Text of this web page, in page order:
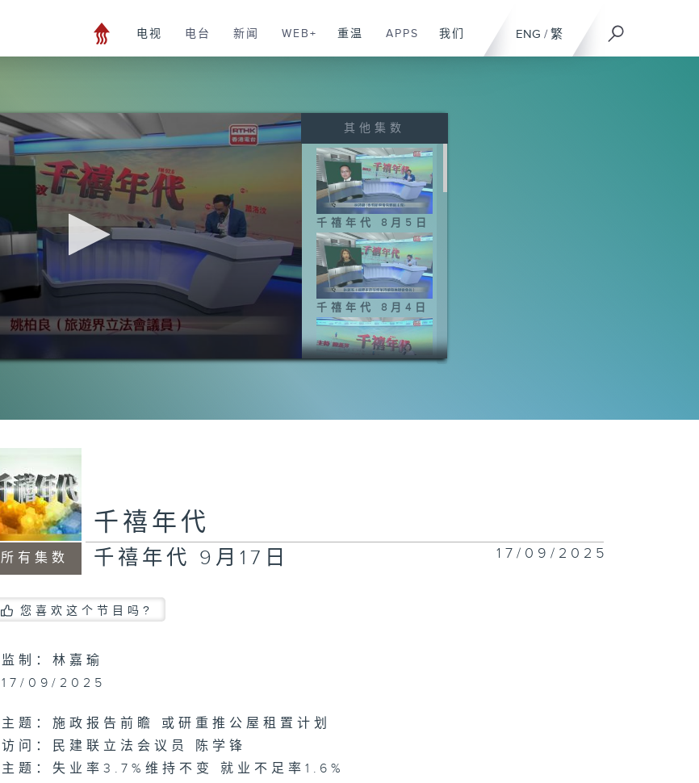
ENG / 繁
电视 电台 新闻 WEB+ 重温 APPS 我们
其他集数
千禧年代 8月5日
千禧年代 8月4日
千禧年代 7月28
日
所有集数
千禧年代
千禧年代 9月17日 17/09/2025
您喜欢这个节目吗?
监制：林嘉瑜
17/09/2025
主题：施政报告前瞻 或研重推公屋租置计划
访问：民建联立法会议员 陈学锋
主题：失业率3.7%维持不变 就业不足率1.6%